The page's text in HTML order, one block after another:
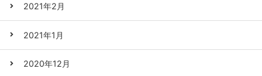
2021年2月
2021年1月
2020年12月